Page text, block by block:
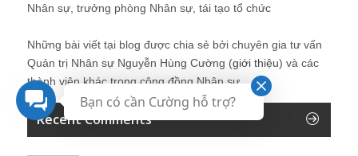
Nhân sự, trưởng phòng Nhân sự, tái tạo tổ chức
Những bài viết tại blog được chia sẻ bởi chuyên gia tư vấn
Quản trị Nhân sự Nguyễn Hùng Cường (giới thiệu) và các
thành viên khác trong cộng đồng Nhân sự.
Recent Comments
Bạn có cần Cường hỗ trợ?